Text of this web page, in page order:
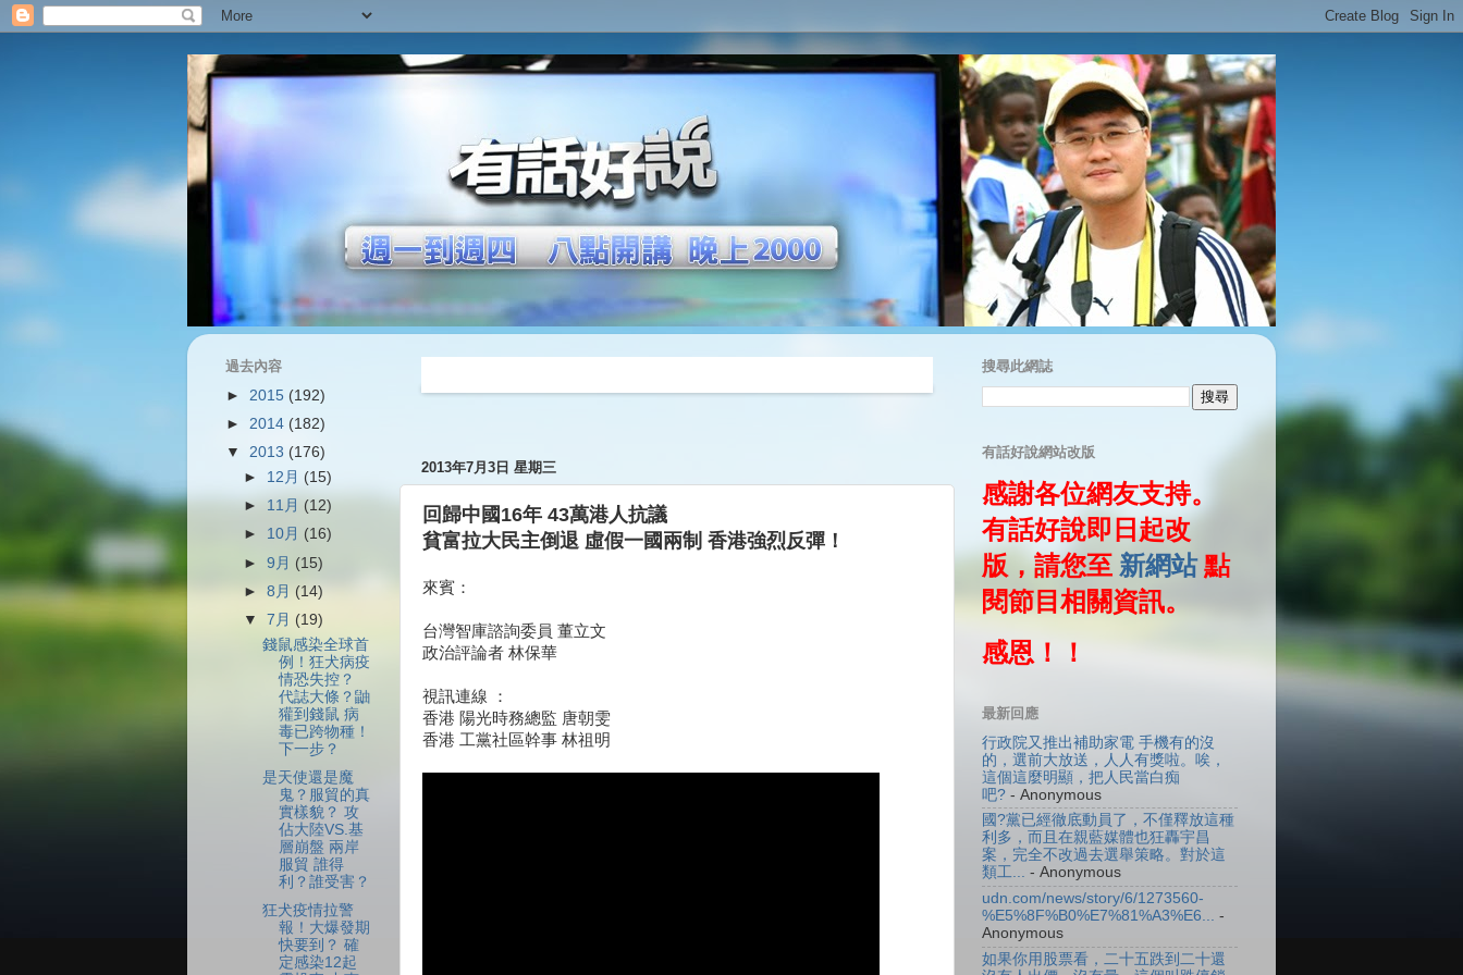
2013年7月3日 星期三
回歸中國16年 43萬港人抗議
貧富拉大民主倒退 虛假一國兩制 香港強烈反彈！
來賓：
台灣智庫諮詢委員 董立文
政治評論者 林保華
視訊連線 ：
香港 陽光時務總監 唐朝雯
香港 工黨社區幹事 林祖明
過去內容
► 2015 (192)
► 2014 (182)
▼ 2013 (176)
► 12月 (15)
► 11月(12)
► 10月 (16)
►9月 (15)
►8月 (14)
▼7月 (19)
錢鼠感染全球首
例！狂犬病疫
情恐失控？
代誌大條？鼬
獾到錢鼠 病
毒已跨物種！
下一步？
是天使還是魔
鬼？服貿的真
實樣貌？ 攻
佔大陸VS.基
層崩盤 兩岸
服貿 誰得
利？誰受害？
狂犬疫情拉警
報！大爆發期
快要到？ 確
定感染12起
搜尋此網誌
有話好說網站改版
感謝各位網友支持。
有話好說即日起改
版，請您至 新網站點
閱節目相關資訊。
感恩！！
最新回應
行政院又推出補助家電 手機有的沒
的，選前大放送，人人有獎啦。唉，
這個這麼明顯，把人民當白痴
吧? - Anonymous
國?黨已經徹底動員了，不僅釋放這種
利多，而且在親藍媒體也狂轟宇昌
案，完全不改過去選舉策略。對於這
類工... - Anonymous
udn.com/news/story/6/1273560-
%E5%8F%B0%E7%81%A3%E6... -
Anonymous
如果你用股票看，二十五跌到二十還